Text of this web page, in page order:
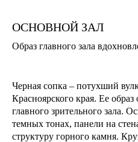
ОСНОВНОЙ ЗАЛ
Образ главного зала
Черная сопка – потухший
Красноярского края. Ее
главного зрительного зала.
темных тонах, панели на
структуру горного камня.